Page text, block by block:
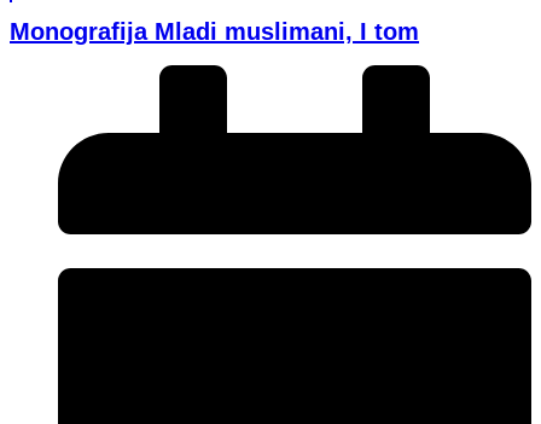
Monografija Mladi muslimani, I tom